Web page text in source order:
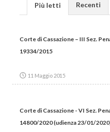
Più letti Recenti
Corte di Cassazione – III Sez.
19334/2015
11 Maggio 2015
Corte di Cassazione - VI Sez.
14800/2020 (udienza 23/01/